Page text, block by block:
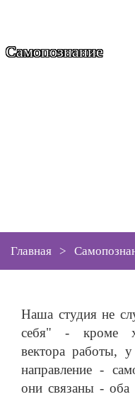
Самопознание
Главная >
Наша студия не
себя" - кроме
вектора работы,
направление -
они связаны - оба